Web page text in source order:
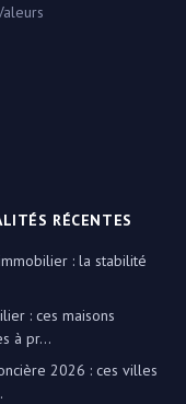
RÉCENTES
: la stabilité
: ces maisons
à pr...
2026 : ces villes